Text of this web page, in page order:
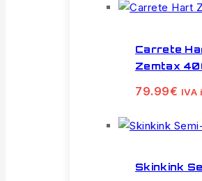
Carrete
Zemtax
79.99€ IVA
Skinkink